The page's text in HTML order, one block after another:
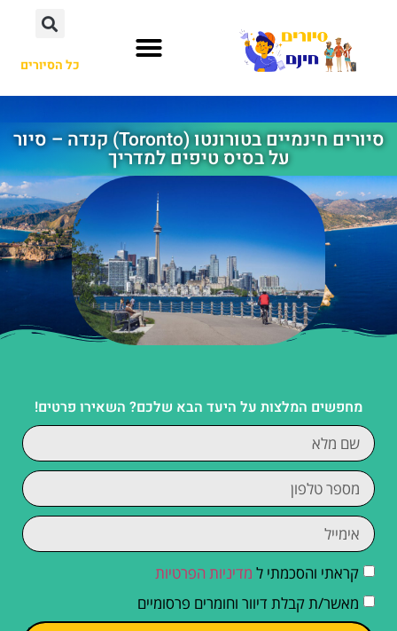
כל הסיורים
סיורים חינמיים בטורונטו (Toronto) קנדה – סיור
על בסיס טיפים למדריך
מחפשים המלצות על היעד הבא שלכם? השאירו פרטים!
קראתי והסכמתי ל מדיניות הפרטיות
מאשר/ת קבלת דיוור וחומרים פרסומיים